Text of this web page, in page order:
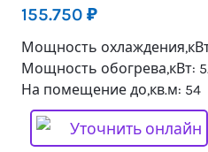
155.750 ₽
Мощность
Мощность обогрева,кВт:
На помещение до,кв.м: 54
Уточнить онлайн